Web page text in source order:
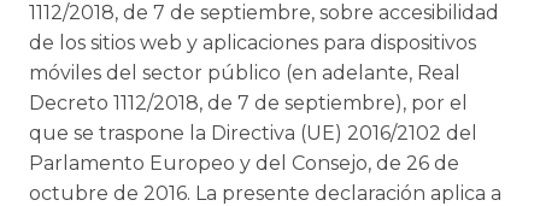
1112/2018, de 7 de septiembre, sobre accesibilidad
de los sitios web y aplicaciones para dispositivos
móviles del sector público (en adelante, Real
Decreto 1112/2018, de 7 de septiembre), por el
que se traspone la Directiva (UE) 2016/2102 del
Parlamento Europeo y del Consejo, de 26 de
octubre de 2016. La presente declaración aplica a